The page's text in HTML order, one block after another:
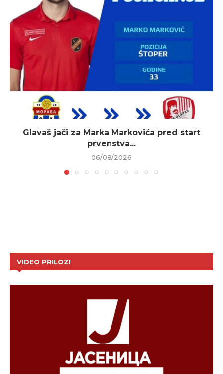
Glavaš jači za Marka Markovića pred start
prvenstva...
06/08/2026
VIDEO PRILOZI